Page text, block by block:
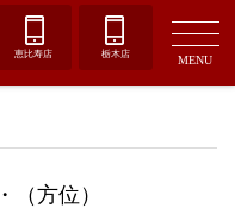
恵比寿店 栃木店 MENU
（方位）